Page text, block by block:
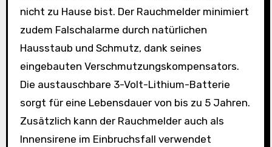
nicht zu Hause bist. Der Rauchmelder minimiert
zudem Falschalarme durch natürlichen
Hausstaub und Schmutz, dank seines
eingebauten Verschmutzungskompensators.
Die austauschbare 3-Volt-Lithium-Batterie
sorgt für eine Lebensdauer von bis zu 5 Jahren.
Zusätzlich kann der Rauchmelder auch als
Innensirene im Einbruchsfall verwendet